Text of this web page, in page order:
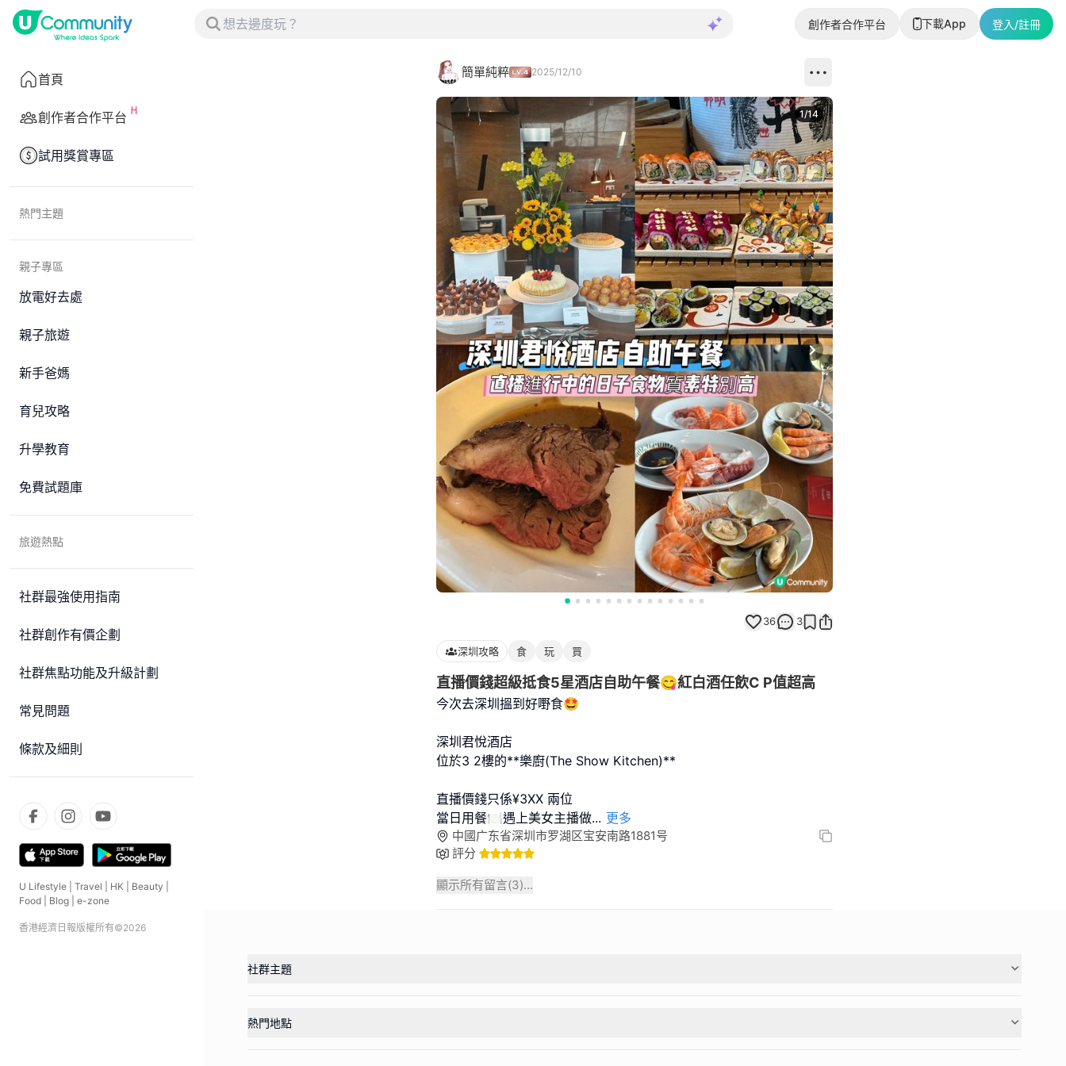
創作者合作平台 下載App 登入/註冊
首頁
創作者合作平台
試用獎賞專區
熱門主題
親子專區
放電好去處
親子旅遊
新手爸媽
育兒攻略
升學教育
免費試題庫
旅遊熱點
社群最強使用指南
社群創作有價企劃
社群焦點功能及升級計劃
常見問題
條款及細則
U Lifestyle Travel HK Beauty
Food
Blog e-zone
香港經濟日報版權所有©2026
簡單純粹 2025/12/10
Next slide
1/14
36 3
深圳攻略 食 玩 買
直播價錢超級抵食5星酒店自助午餐😋紅白酒任飲C P值超高
今次去深圳搵到好嘢食🤩
深圳君悅酒店
位於3 2樓的**樂廚(The Show Kitchen)**
直播價錢只係¥3XX 兩位
當日用餐🍽️遇上美女主播做... 更多
中國广东省深圳市罗湖区宝安南路1881号
評分
顯示所有留言(3)...
社群主題
熱門地點